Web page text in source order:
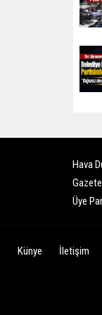
Hava
Üye
Künye İletişim